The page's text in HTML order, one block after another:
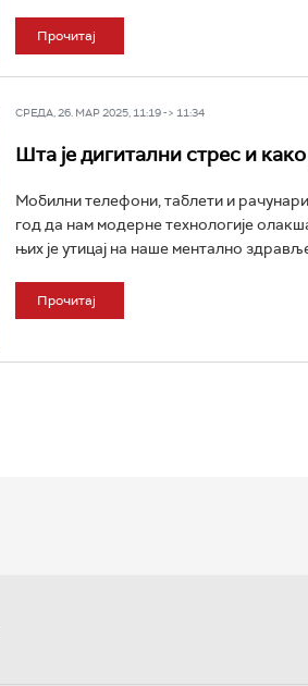
Прочитај
СРЕДА, 26. МАР 2025, 11:19 -> 11:34
Шта је дигитални стрес и
Мобилни телефони, таблети и
год да нам модерне технологије
њих је утицај на наше ментално
Прочитај